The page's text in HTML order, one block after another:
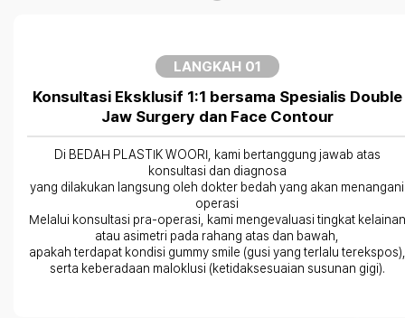
LANGKAH 01
Konsultasi Eksklusif 1:1 bersama Spesialis Double
Jaw Surgery dan Face Contour
Di BEDAH PLASTIK WOORI, kami bertanggung jawab atas
konsultasi dan diagnosa
yang dilakukan langsung oleh dokter bedah yang akan menangani
operasi
Melalui konsultasi pra-operasi, kami mengevaluasi tingkat kelainan
atau asimetri pada rahang atas dan bawah,
apakah terdapat kondisi gummy smile (gusi yang terlalu terekspos),
serta keberadaan maloklusi (ketidaksesuaian susunan gigi).